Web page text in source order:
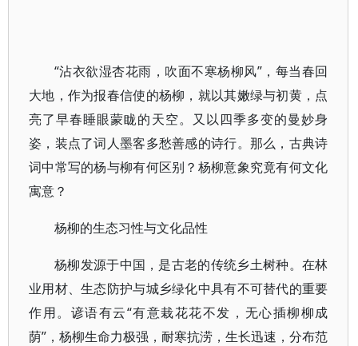
“沾衣欲湿杏花雨，吹面不寒杨柳风”，每当春回
大地，作为报春信使的杨柳，就以其嫩绿与初黄，点
亮了早春睡眼蒙眬的天空。又以四季多变的曼妙身
姿，装点了词人墨客多愁善感的诗行。那么，古典诗
词中常写的杨与柳有何区别？杨柳意象究竟有何文化
寓意？
杨柳的生态习性与文化品性
杨柳发源于中国，是古老的传统乡土树种。在林
业用材、生态防护与城乡绿化中具有不可替代的重要
作用。谚语有云“有意栽花花不发，无心插柳柳成
荫”，杨柳生命力极强，耐寒抗涝，生长迅速，分布范